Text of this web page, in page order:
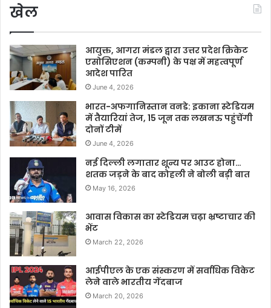
खेल
आयुक्त, आगरा मंडल द्वारा उत्तर प्रदेश क्रिकेट
एसोसिएशन (कम्पनी) के पक्ष में महत्वपूर्ण
आदेश पारित
June 4, 2026
भारत-अफगानिस्तान वनडे: इकाना स्टेडियम
में तैयारियां तेज, 15 जून तक लखनऊ पहुंचेंगी
दोनों टीमें
June 4, 2026
नई दिल्ली लगातार शून्य पर आउट होना…
शतक जड़ने के बाद कोहली ने बोली बड़ी बात
May 16, 2026
आवास विकास का स्टेडियम चढ़ा भ्रष्टाचार की
भेंट
March 22, 2026
आईपीएल के एक संस्करण में सर्वाधिक विकेट
लेने वाले भारतीय गेंदबाज
March 20, 2026